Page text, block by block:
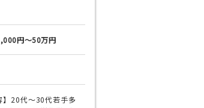
円～50万円
】20代～30代若手多